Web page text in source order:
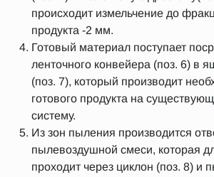
происходит измельчение до
продукта -2 мм.
Готовый материал поступает
ленточного конвейера (поз. 6) в
(поз. 7), который производит
готового продукта на
систему.
Из зон пыления производится
пылевоздушной смеси, которая
проходит через циклон (поз. 8) и